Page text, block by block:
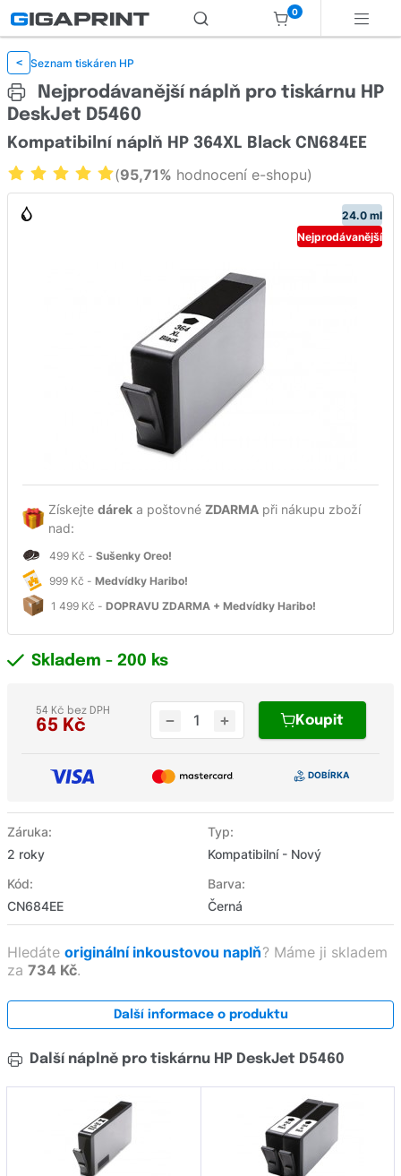
0
< Seznam tiskáren HP
Nejprodávanější náplň pro tiskárnu HP
DeskJet D5460
24.0 ml
Nejprodávanější
Získejte dárek a poštovné ZDARMA při nákupu zboží
nad:
499 Kč - Sušenky Oreo!
999 Kč - Medvídky Haribo!
1 499 Kč - DOPRAVU ZDARMA + Medvídky Haribo!
Kompatibilní náplň HP 364XL Black CN684EE
(95,71% hodnocení e-shopu)
Záruka:
2 roky
Typ:
Kompatibilní - Nový
Kód:
CN684EE
Barva:
Černá
Skladem - 200 ks
65 Kč
54 Kč bez DPH
Koupit
Hledáte originální inkoustovou naplň? Máme ji skladem
za 734 Kč.
Další informace o produktu
Další náplně pro tiskárnu HP DeskJet D5460